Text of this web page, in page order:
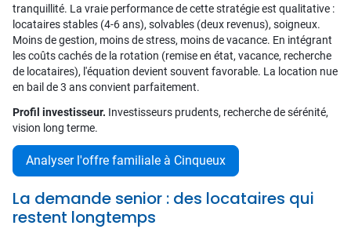
tranquillité. La vraie performance de cette stratégie est qualitative :
locataires stables (4-6 ans), solvables (deux revenus), soigneux.
Moins de gestion, moins de stress, moins de vacance. En intégrant
les coûts cachés de la rotation (remise en état, vacance, recherche
de locataires), l'équation devient souvent favorable. La location nue
en bail de 3 ans convient parfaitement.
Profil investisseur. Investisseurs prudents, recherche de sérénité,
vision long terme.
Analyser l'offre familiale à Cinqueux
La demande senior : des locataires qui
restent longtemps